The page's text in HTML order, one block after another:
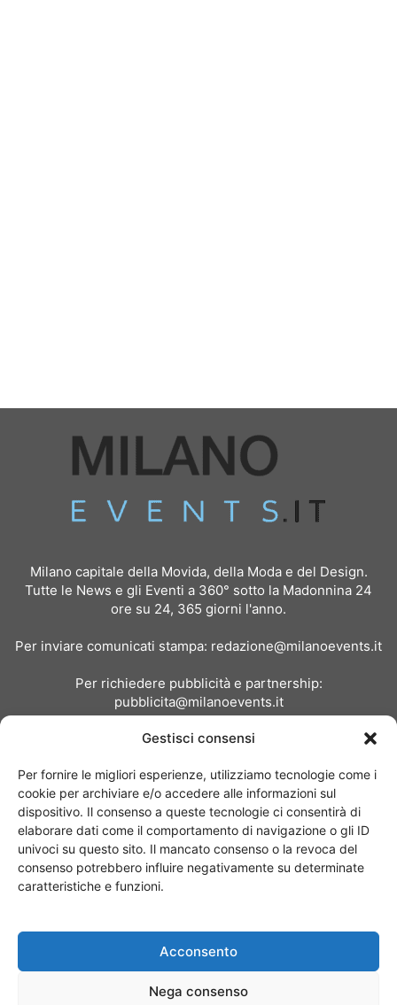
Gestisci consensi
Per fornire le migliori esperienze, utilizziamo tecnologie come i
cookie per archiviare e/o accedere alle informazioni sul
dispositivo. Il consenso a queste tecnologie ci consentirà di
elaborare dati come il comportamento di navigazione o gli ID
univoci su questo sito. Il mancato consenso o la revoca del
consenso potrebbero influire negativamente su determinate
caratteristiche e funzioni.
Acconsento
Nega consenso
Milano capitale della Movida, della Moda e del Design.
Tutte le News e gli Eventi a 360° sotto la Madonnina 24
ore su 24, 365 giorni l'anno.
Per inviare comunicati stampa: redazione@milanoevents.it
Per richiedere pubblicità e partnership:
pubblicita@milanoevents.it
Chi siamo I Nostri Clienti
© Copyright 2017 - MilanoEvents.it© managed by